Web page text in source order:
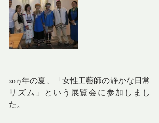
2017年の夏、「女性工藝師の静かな日常
リズム」という展覧会に参加しまし
た。